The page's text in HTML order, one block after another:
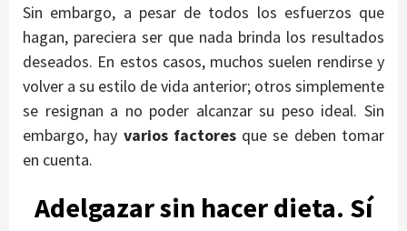
Sin embargo, a pesar de todos los esfuerzos que
hagan, pareciera ser que nada brinda los resultados
deseados. En estos casos, muchos suelen rendirse y
volver a su estilo de vida anterior; otros simplemente
se resignan a no poder alcanzar su peso ideal. Sin
embargo, hay varios factoresque se deben tomar
en cuenta.
Adelgazar sin hacer dieta. Sí